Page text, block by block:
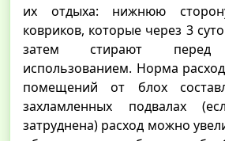
их отдыха: нижнюю
ковриков, которые через 3
затем стирают перед
использованием. Норма
помещений от блох
захламленных подвалах
затруднена) расход можно